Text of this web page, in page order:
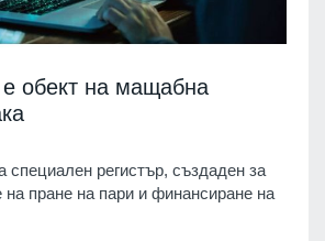
обект на мащабна
специален регистър, създаден за
на пране на пари и финансиране на